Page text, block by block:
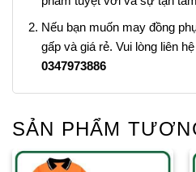
Nếu bạn muốn may đồng
gấp và giá rẻ. Vui lòng liên
0347973886
SẢN PHẨM